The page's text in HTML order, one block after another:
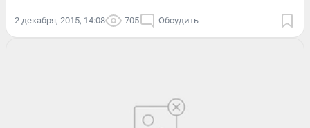
2 декабря, 2015, 14:08 705 Обсудить